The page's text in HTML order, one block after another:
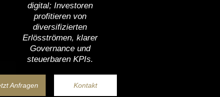
digital; Investoren
profitieren von
diversifizierten
Erlösströmen, klarer
Governance und
steuerbaren KPIs.
Anfragen Kontakt